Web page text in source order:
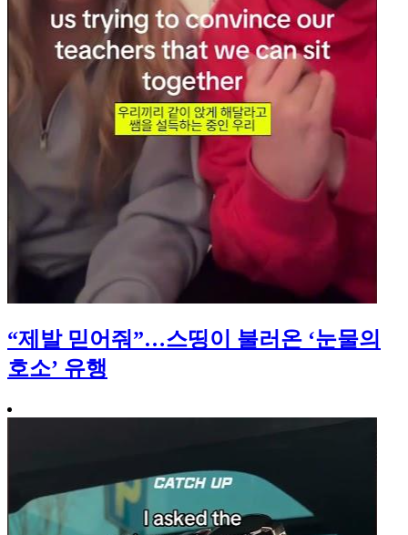
“제발 믿어줘”…스띵이 불러온 ‘눈물의
호소’ 유행